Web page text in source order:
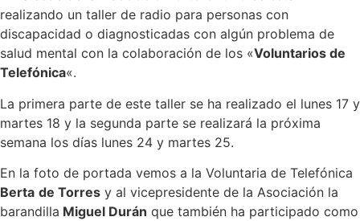
realizando un taller de radio para personas con
discapacidad o diagnosticadas con algún problema de
salud mental con la colaboración de los «Voluntarios de
Telefónica«.
La primera parte de este taller se ha realizado el lunes 17 y
martes 18 y la segunda parte se realizará la próxima
semana los días lunes 24 y martes 25.
En la foto de portada vemos a la Voluntaria de Telefónica
Berta de Torres y al vicepresidente de la Asociación la
barandilla Miguel Durán que también ha participado como